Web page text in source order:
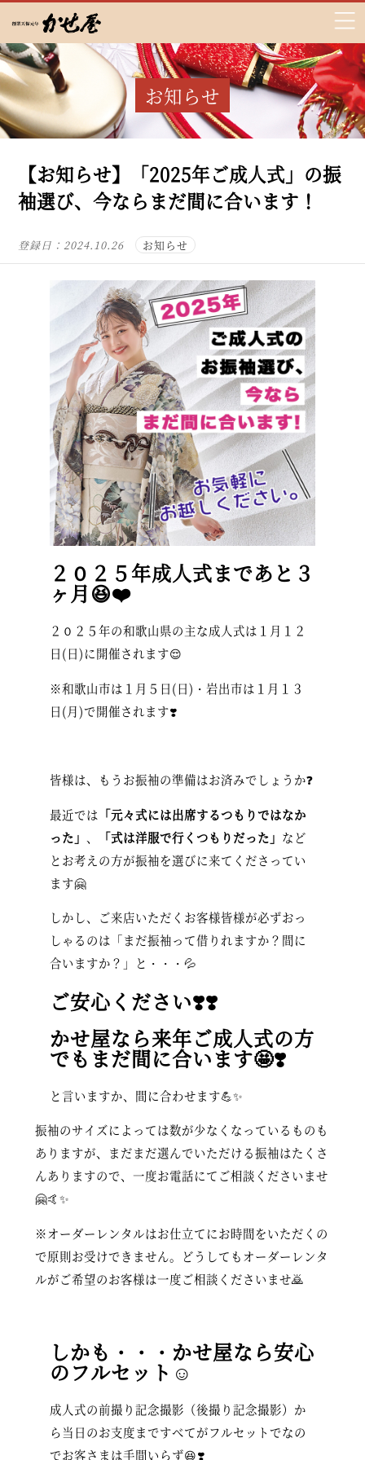
お知らせ
【お知らせ】「2025年ご成人式」の振
袖選び、今ならまだ間に合います！
登録日：2024.10.26 お知らせ
２０２５年成人式まであと３
ヶ月😆❤️
２０２５年の和歌山県の主な成人式は１月１２
日(日)に開催されます😌
※和歌山市は１月５日(日)・岩出市は１月１３
日(月)で開催されます❣️
皆様は、もうお振袖の準備はお済みでしょうか❓
最近では 「元々式には出席するつもりではなか
った」 、 「式は洋服で行くつもりだった」 など
とお考えの方が振袖を選びに来てくださってい
ます🤗
しかし、ご来店いただくお客様皆様が必ずおっ
しゃるのは「まだ振袖って借りれますか？間に
合いますか？」と・・・💦
ご安心ください❣️❣️
かせ屋なら来年ご成人式の方
でもまだ間に合います🤩❣️
と言いますか、間に合わせます💪✨
振袖のサイズによっては数が少なくなっているものも
ありますが、まだまだ選んでいただける振袖はたくさ
んありますので、一度お電話にてご相談くださいませ
🤗🤙✨
※オーダーレンタルはお仕立てにお時間をいただくの
で原則お受けできません。どうしてもオーダーレンタ
ルがご希望のお客様は一度ご相談くださいませ🙇
しかも・・・かせ屋なら安心
のフルセット☺️
成人式の前撮り記念撮影（後撮り記念撮影）か
ら当日のお支度まですべてがフルセットでなの
でお客さまは手間いらず😆❣️